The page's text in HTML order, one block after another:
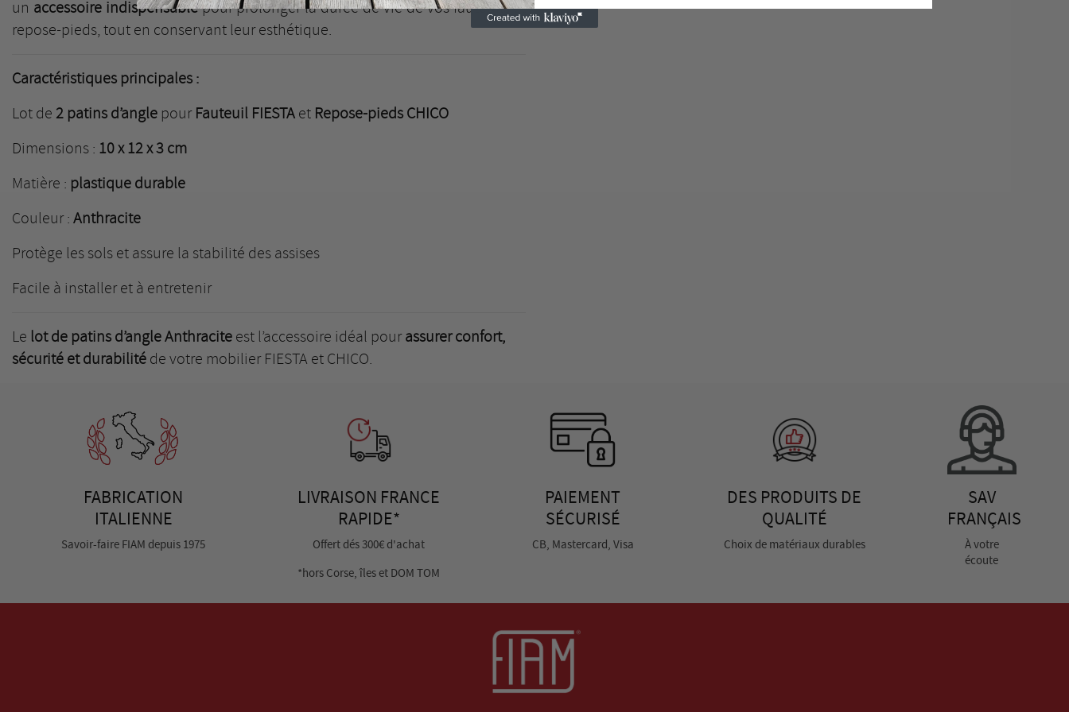
un accessoire indispensablepour prolonger la durée de vie de vos fauteuils et
repose-pieds, tout en conservant leur esthétique.
Caractéristiques principales :
Lot de 2 patins d’angle pour Fauteuil FIESTA et Repose-pieds CHICO
Dimensions : 10 x 12 x 3 cm
Matière : plastique durable
Couleur : Anthracite
Protège les sols et assure la stabilité des assises
Facile à installer et à entretenir
Le lot de patins d’angle Anthracite est l’accessoire idéal pourassurer confort,
sécurité et durabilité de votre mobilier FIESTA et CHICO.
FABRICATION
ITALIENNE
Savoir-faire FIAM depuis 1975
LIVRAISON FRANCE
RAPIDE*
Offert dés 300€ d'achat
*hors Corse, îles et DOM TOM
PAIEMENT
SÉCURISÉ
CB, Mastercard, Visa
DES PRODUITS DE
QUALITÉ
Choix de matériaux durables
SAV
FRANÇAIS
À votre
écoute